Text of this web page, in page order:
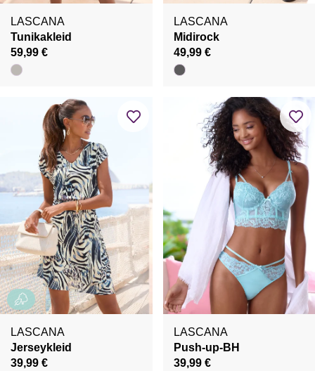
LASCANA
Tunikakleid
59,99 €
LASCANA
Midirock
49,99 €
LASCANA
Jerseykleid
39,99 €
LASCANA
Push-up-BH
39,99 €